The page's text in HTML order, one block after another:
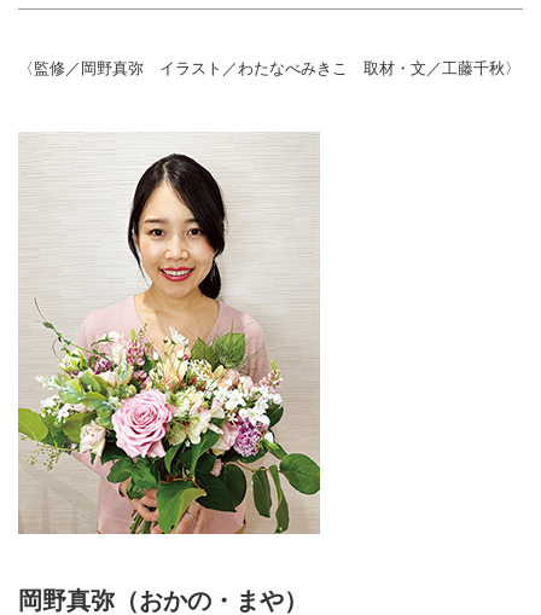
〈監修／岡野真弥 イラスト／わたなべみきこ 取材・文／工藤千秋〉
岡野真弥（おかの・まや）